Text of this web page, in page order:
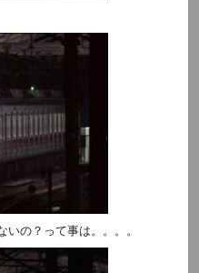
いの？って事は。。。。